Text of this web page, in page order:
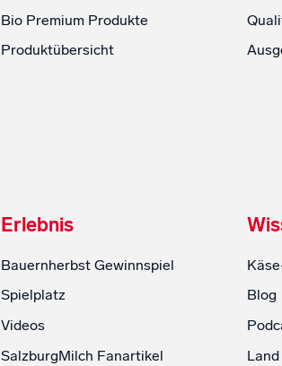
Bio Premium Produkte
Produktübersicht
Erlebnis
Bauernherbst Gewinnspiel
Spielplatz
Videos
SalzburgMilch Fanartikel
Blog